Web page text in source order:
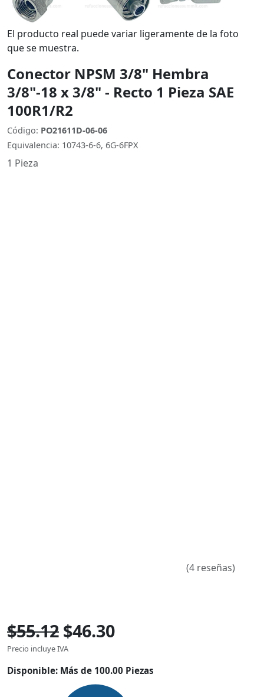
El producto real puede variar ligeramente de la foto
que se muestra.
Conector NPSM 3/8" Hembra
3/8"-18 x 3/8" - Recto 1 Pieza SAE
100R1/R2
Código: PO21611D-06-06
Equivalencia: 10743-6-6, 6G-6FPX
1 Pieza
(4 reseñas)
$55.12 $46.30
Precio incluye IVA
Disponible: Más de 100.00 Piezas